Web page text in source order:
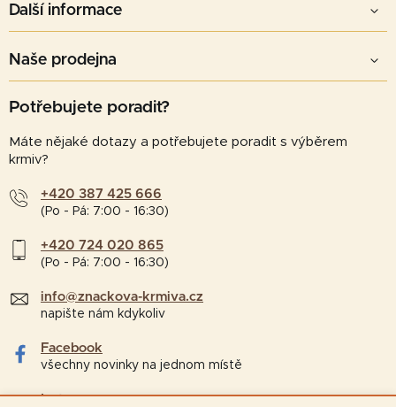
Další informace
Naše prodejna
Potřebujete poradit?
Máte nějaké dotazy a potřebujete poradit s výběrem
krmiv?
+420 387 425 666
(Po - Pá: 7:00 - 16:30)
+420 724 020 865
(Po - Pá: 7:00 - 16:30)
info@znackova-krmiva.cz
napište nám kdykoliv
Facebook
všechny novinky na jednom místě
Instagram